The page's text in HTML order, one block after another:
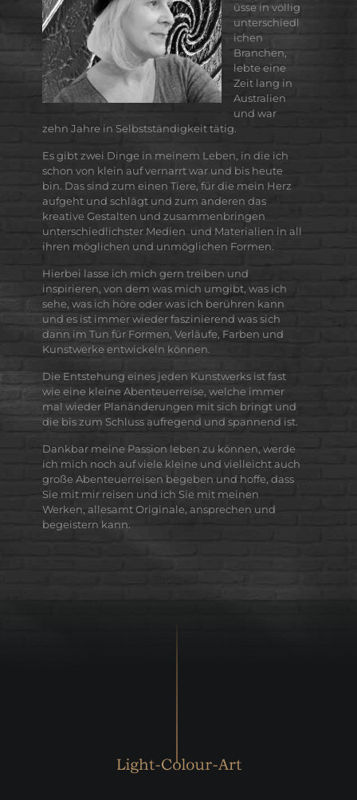
üsse in völlig
unterschiedl
ichen
Branchen,
lebte eine
Zeit lang in
Australien
und war
zehn Jahre in Selbstständigkeit tätig.
Es gibt zwei Dinge in meinem Leben, in die ich
schon von klein auf vernarrt war und bis heute
bin. Das sind zum einen Tiere, für die mein Herz
aufgeht und schlägt und zum anderen das
kreative Gestalten und zusammenbringen
unterschiedlichster Medien und Materialien in all
ihren möglichen und unmöglichen Formen.
Hierbei lasse ich mich gern treiben und
inspirieren, von dem was mich umgibt, was ich
sehe, was ich höre oder was ich berühren kann
und es ist immer wieder faszinierend was sich
dann im Tun für Formen, Verläufe, Farben und
Kunstwerke entwickeln können.
Die Entstehung eines jeden Kunstwerks ist fast
wie eine kleine Abenteuerreise, welche immer
mal wieder Planänderungen mit sich bringt und
die bis zum Schluss aufregend und spannend ist.
Dankbar meine Passion leben zu können, werde
ich mich noch auf viele kleine und vielleicht auch
große Abenteuerreisen begeben und hoffe, dass
Sie mit mir reisen und ich Sie mit meinen
Werken, allesamt Originale, ansprechen und
begeistern kann.